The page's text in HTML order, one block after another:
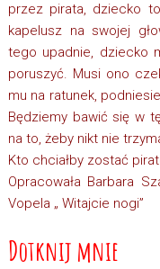
przez pirata, dziecko
kapelusz na swojej
tego upadnie, dziecko
poruszyć. Musi ono
mu na ratunek,
Będziemy bawić się w
na to, żeby nikt nie
Kto chciałby zostać
Opracowała Barbara
Vopela „ Witajcie nogi”
Dotknij mnie